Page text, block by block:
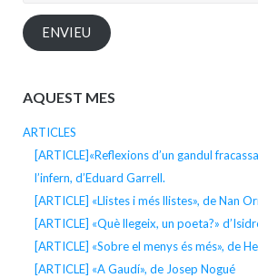
ENVIEU
AQUEST MES
ARTICLES
[ARTICLE]«Reflexions d’un gandul
l’infern, d’Eduard Garrell.
[ARTICLE] «Llistes i més llistes», de Nan
[ARTICLE] «Què llegeix, un poeta?»
[ARTICLE] «Sobre el menys és més», de
[ARTICLE] «A Gaudí», de Josep Nogué